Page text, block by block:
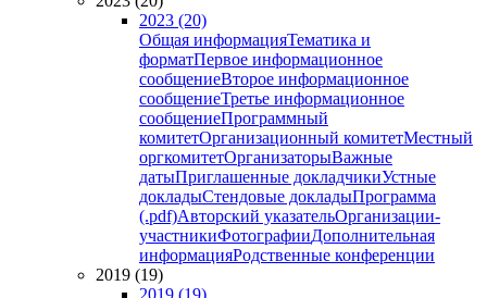
2023 (20)
Общая информацияТематика и
форматПервое информационное
сообщениеВторое информационное
сообщениеТретье информационное
сообщениеПрограммный
комитетОрганизационный комитетМестный
оргкомитетОрганизаторыВажные
датыПриглашенные докладчикиУстные
докладыСтендовые докладыПрограмма
(.pdf)Авторский указательОрганизации-
участникиФотографииДополнительная
информацияРодственные конференции
2019 (19)
2019 (19)